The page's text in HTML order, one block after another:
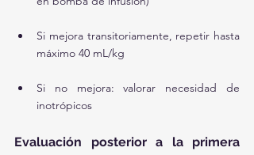
Si mejora transitoriamente, repetir hasta
máximo 40 mL/kg
Si no mejora: valorar necesidad de
inotrópicos
Evaluación posterior a la primera